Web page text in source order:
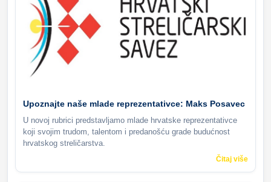
Upoznajte naše mlade reprezentativce: Maks Posavec
U novoj rubrici predstavljamo mlade hrvatske reprezentativce
koji svojim trudom, talentom i predanošću grade budućnost
hrvatskog streličarstva.
Čitaj više